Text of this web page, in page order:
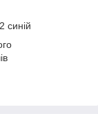
синій